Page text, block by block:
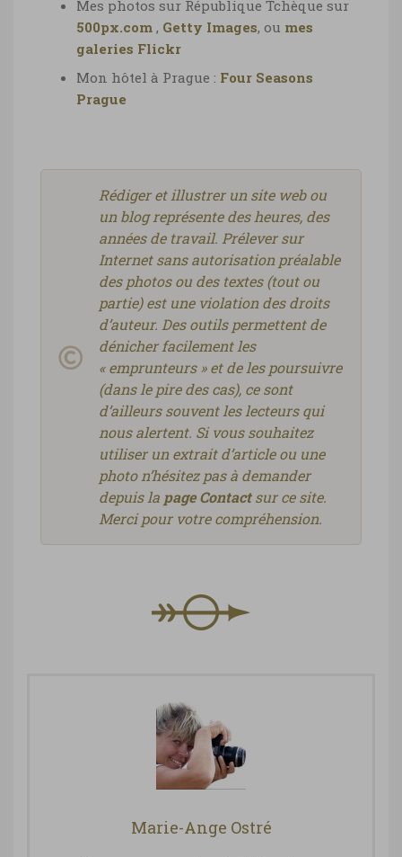
Mes photos sur République Tchèque sur
500px.com , Getty Images, ou mes
galeries Flickr
Mon hôtel à Prague : Four Seasons
Prague
Rédiger et illustrer un site web ou
un blog représente des heures, des
années de travail. Prélever sur
Internet sans autorisation préalable
des photos ou des textes (tout ou
partie) est une violation des droits
d’auteur. Des outils permettent de
dénicher facilement les
« emprunteurs » et de les poursuivre
(dans le pire des cas), ce sont
d’ailleurs souvent les lecteurs qui
nous alertent. Si vous souhaitez
utiliser un extrait d’article ou une
photo n’hésitez pas à demander
depuis la page Contactsur ce site.
Merci pour votre compréhension.
Marie-Ange Ostré